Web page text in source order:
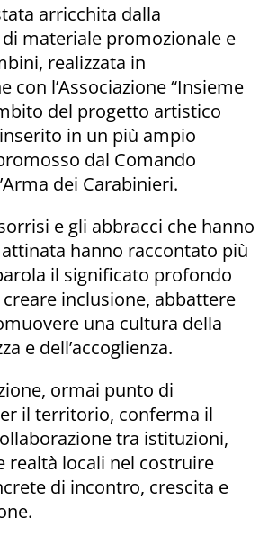
arricchita dalla
materiale promozionale e
realizzata in
con l’Associazione “Insieme
del progetto artistico
in un più ampio
dal Comando
dei Carabinieri.
e gli abbracci che hanno
hanno raccontato più
il significato profondo
creare inclusione, abbattere
una cultura della
e dell’accoglienza.
ormai punto di
il territorio, conferma il
tra istituzioni,
realtà locali nel costruire
di incontro, crescita e